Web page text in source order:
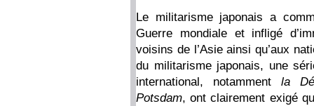
Le militarisme japonais a
Guerre mondiale et infligé
voisins de l’Asie ainsi qu’aux
du militarisme japonais, une
international, notammentla
Potsdam, ont clairement exigé